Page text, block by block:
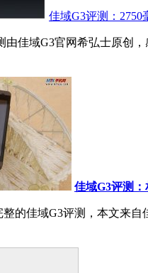
佳域G3评测：2750
由佳域G3官网希弘士原创
佳域G3评测
整的佳域G3评测，本文来